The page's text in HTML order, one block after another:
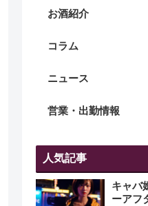
お酒紹介
コラム
ニュース
営業・出勤情報
人気記事
キャバ
ーアフ